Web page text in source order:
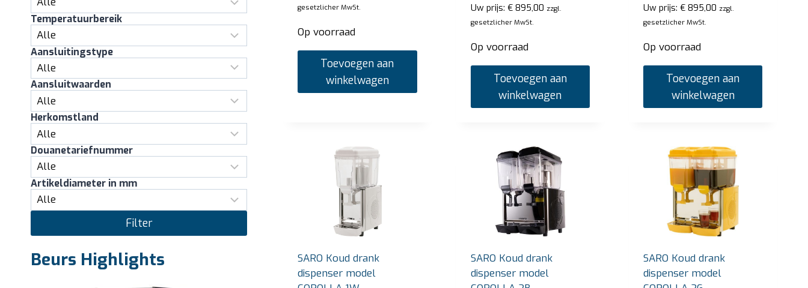
gesetzlicher MwSt.
Op voorraad
Toevoegen aan
winkelwagen
Uw prijs: €895,00 zzgl.
gesetzlicher MwSt.
Op voorraad
Toevoegen aan
winkelwagen
Uw prijs:€ 895,00 zzgl.
gesetzlicher MwSt.
Op voorraad
Toevoegen aan
winkelwagen
SARO Koud drank
dispenser model
SARO Koud drank
dispenser model
SARO Koud drank
dispenser model
Temperatuurbereik
Aansluitingstype
Aansluitwaarden
Herkomstland
Douanetariefnummer
Artikeldiameter in mm
Filter
Beurs Highlights